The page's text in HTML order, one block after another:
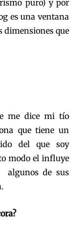
puro) y por
es una ventana
dimensiones que
me dice mi tío
que tiene un
del que soy
modo el influye
algunos de sus